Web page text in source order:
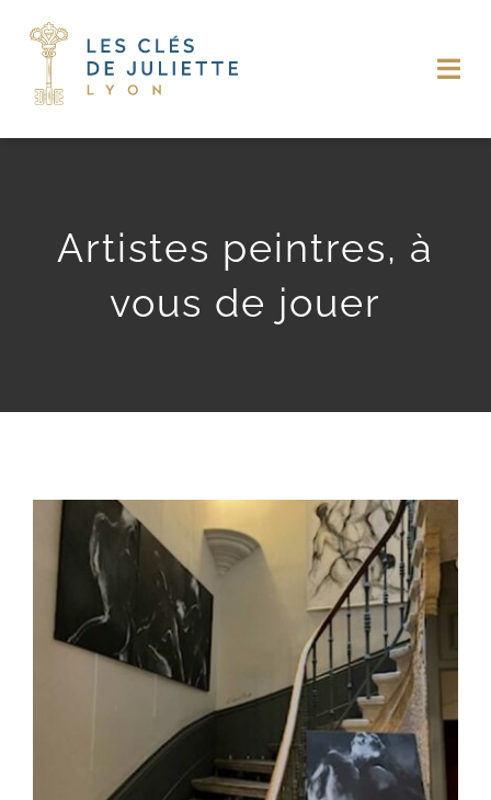
Passer
contenu
NOS SERVICES
5 ANS
CONTACT
Artistes peintres, à
vous de jouer
l'image
agrandie